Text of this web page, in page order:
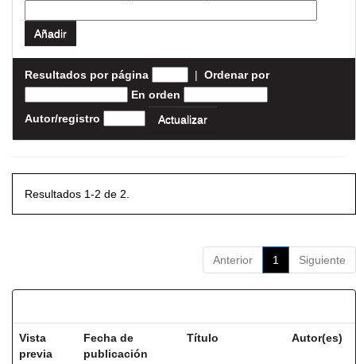
Resultados por página | Ordenar por
En orden
Autor/registro
Resultados 1-2 de 2.
Anterior 1 Siguiente
Vista
previa
Fecha de
publicación
Título Autor(es)